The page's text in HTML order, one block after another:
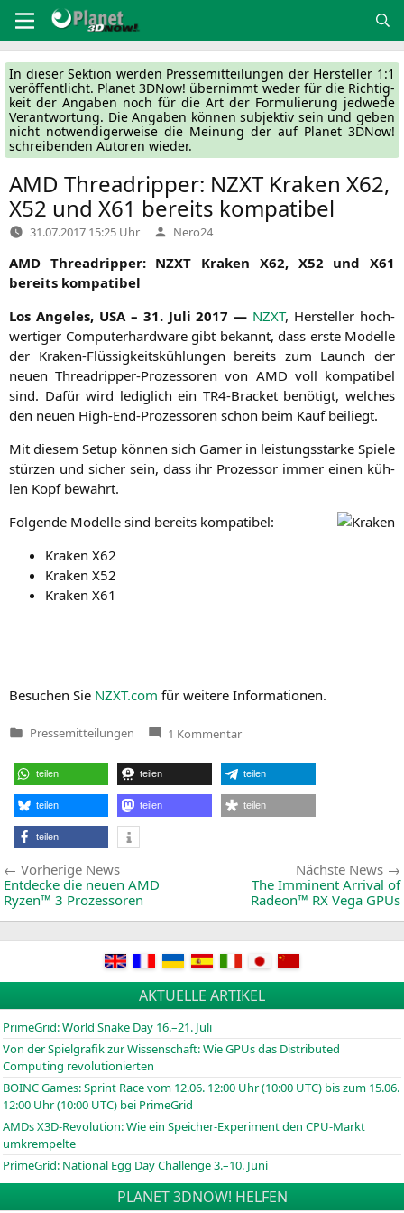
Inhalt
springen
In die­ser Sek­ti­on wer­den Pres­se­mit­tei­lun­gen der Her­stel­ler 1:1
ver­öf­fent­licht. Pla­net 3DNow! über­nimmt weder für die Rich­tig­
keit der Anga­ben noch für die Art der For­mu­lie­rung jed­we­de
Ver­ant­wor­tung. Die Anga­ben kön­nen sub­jek­tiv sein und geben
nicht not­wen­di­ger­wei­se die Mei­nung der auf Pla­net 3DNow!
schrei­ben­den Autoren wieder.
AMD Threadripper: NZXT Kraken X62,
X52 und X61 bereits kompatibel
31.07.2017 15:25 Uhr Verfasst
von
Nero24
AMD Thre­ad­rip­per: NZXT Kra­ken X62, X52 undX61
bereits kompatibel
Los Ange­les, USA– 31. Juli 2017 — NZXT, Her­stel­ler hoch­
wer­ti­ger Com­pu­ter­hard­ware gibt bekannt, dass ers­te Model­le
der Kra­ken-Flüs­sig­keits­küh­lun­gen bereits zum Launch der
neu­en Thre­ad­rip­per-Pro­zes­so­ren von AMD voll kom­pa­ti­bel
sind. Dafür wird ledig­lich ein TR4-Bra­cket benö­tigt, wel­ches
den neu­en High-End-Pro­zes­so­ren schon beim Kauf beiliegt.
Mit die­sem Set­up kön­nen sich Gamer in leis­tungs­star­ke Spie­le
stür­zen und sicher sein, dass ihr Pro­zes­sor immer einen küh­
len Kopf bewahrt.
Fol­gen­de Model­le sind bereits kompatibel:
Kra­ken X62
Kra­ken X52
Kra­ken X61
Besu­chen Sie NZXT.com für wei­te­re Informationen.
Veröffentlicht
Pressemitteilungen 1 Kommentarzu
NZXT
Kraken
X62,
X52
und
teilen teilen teilen
teilen teilen teilen
teilen
Beitragsnavigation
Vorherige NewsVorherige
News:
Entdecke die neuen AMD
Ryzen™ 3 Prozessoren
Nächste News
The Imminent Arrival of
Radeon™ RX Vega GPUs
AKTUELLE ARTIKEL
PrimeGrid: World Snake Day 16.–21. Juli
Von der Spielgrafik zur Wissenschaft: Wie GPUs das Distributed
Computing revolutionierten
BOINCGames: Sprint Race vom 12.06. 12:00 Uhr (10:00 UTC) bis zum 15.06.
12:00 Uhr (10:00 UTC) bei PrimeGrid
AMDs X3D-Revolution: Wie ein Speicher-Experiment den CPU-Markt
umkrempelte
PrimeGrid: National Egg Day Challenge 3.–10. Juni
PLANET 3DNOW! HELFEN